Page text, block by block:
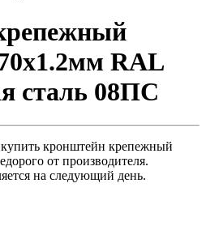
RAL
сталь 08ПС
кронштейн крепежный
от производителя.
на следующий день.